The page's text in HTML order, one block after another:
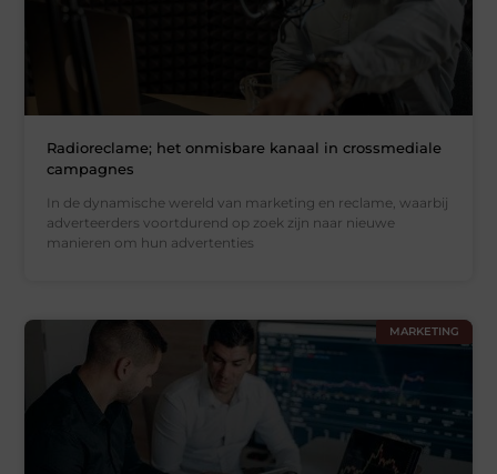
Radioreclame; het onmisbare kanaal in crossmediale
campagnes
In de dynamische wereld van marketing en reclame, waarbij
adverteerders voortdurend op zoek zijn naar nieuwe
manieren om hun advertenties
MARKETING